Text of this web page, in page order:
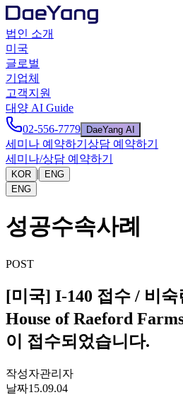
법인 소개
미국
글로벌
기업체
고객지원
대양 AI Guide
02-556-7779
DaeYang AI
세미나 예약하기 상담 예약하기
세미나/상담 예약하기
KOR |
ENG
ENG
성공수속사례
POST
[미국] I-140 접수 / 비숙
House of Raeford
이 접수되었습니다.
작성자관리자
날짜15.09.04